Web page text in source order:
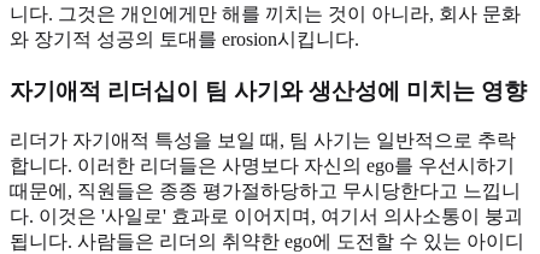
니다. 그것은 개인에게만 해를 끼치는 것이 아니라, 회사 문화
와 장기적 성공의 토대를 erosion시킵니다.
자기애적 리더십이 팀 사기와 생산성에 미치는 영향
리더가 자기애적 특성을 보일 때, 팀 사기는 일반적으로 추락
합니다. 이러한 리더들은 사명보다 자신의 ego를 우선시하기
때문에, 직원들은 종종 평가절하당하고 무시당한다고 느낍니
다. 이것은 '사일로' 효과로 이어지며, 여기서 의사소통이 붕괴
됩니다. 사람들은 리더의 취약한 ego에 도전할 수 있는 아이디